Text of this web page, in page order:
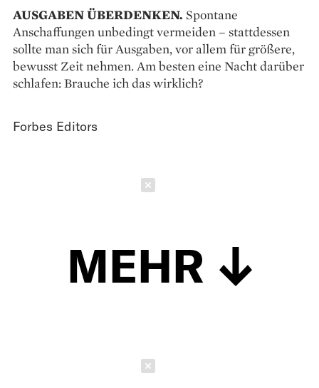
AUSGABEN ÜBERDENKEN. Spon­tane
Anschaffungen unbedingt vermeiden – stattdessen
sollte man sich für Ausgaben, vor allem für größere,
bewusst Zeit nehmen. Am besten eine Nacht darüber
schlafen: Brauche ich das wirklich?
Forbes Editors
MEHR